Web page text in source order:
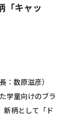
「キャッ
数原滋彦）
学童向けのブラ
新柄として「ド